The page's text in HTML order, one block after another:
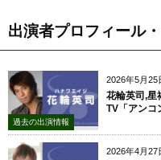
出演者プロフィール
2026年5月25
過去の出演情報
花輪英司,
TV「アンコ
2026年4月27